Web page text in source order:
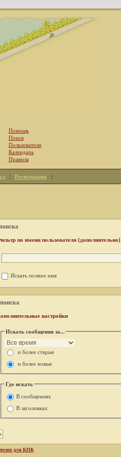
Помощь
Поиск
Пользователи
Календарь
Правила
| Регистрация )
по имени пользователя (дополнительно)
Искать полное имя
настройки
Искать сообщения за...
и более старые
и более новые
Где искать
В сообщениях
В заголовках
для КПК